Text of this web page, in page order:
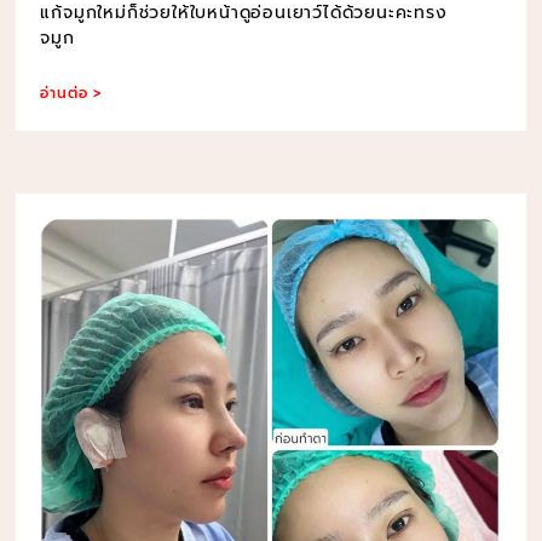
แก้จมูกใหม่ก็ช่วยให้ใบหน้าดูอ่อนเยาว์ได้ด้วยนะคะทรง
จมูก
อ่านต่อ >